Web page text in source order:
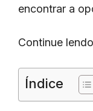
encontrar a
Continue
Índice